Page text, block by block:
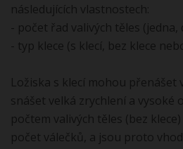
následujících vlastnostech:
- počet řad valivých těles (jedna,
- typ klece (s klecí, bez klece
Ložiska s klecí mohou přenášet
snášet velká zrychlení a vysoké
počtem valivých těles (bez
počet válečků, a jsou proto